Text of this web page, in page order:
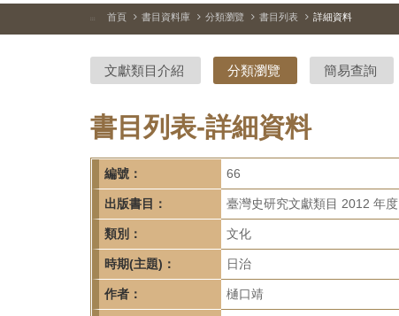
院-
臺
灣
史
研
究
所-
首
頁
::: 首頁 書目資料庫 分類瀏覽 書目列表 詳細資料
文獻類目介紹 分類瀏覽 簡易查詢
書目列表-詳細資料
編號： 66
出版書目： 臺灣史研究文獻類目 2012 年度
類別： 文化
時期(主題)： 日治
作者： 樋口靖